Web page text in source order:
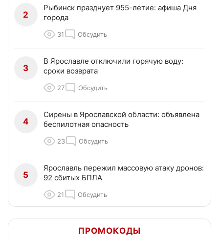
2
Рыбинск празднует 955-летие: афиша Дня
города
31 Обсудить
3
В Ярославле отключили горячую воду:
сроки возврата
27 Обсудить
4
Сирены в Ярославской области: объявлена
беспилотная опасность
23 Обсудить
5
Ярославль пережил массовую атаку дронов:
92 сбитых БПЛА
21 Обсудить
ПРОМОКОДЫ